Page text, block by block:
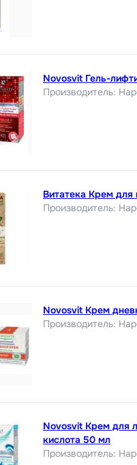
Novosvit Гель-
Производитель:
Витатека Крем
Производитель:
Novosvit Крем
Производитель:
Novosvit Крем для
кислота 50 мл
Производитель: